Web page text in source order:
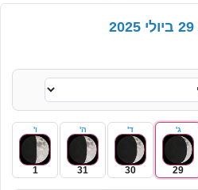
ג'
29
ד'
30
ה'
31
ו'
1